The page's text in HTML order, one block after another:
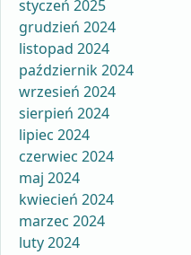
styczeń 2025
grudzień 2024
listopad 2024
październik 2024
wrzesień 2024
sierpień 2024
lipiec 2024
czerwiec 2024
maj 2024
kwiecień 2024
marzec 2024
luty 2024